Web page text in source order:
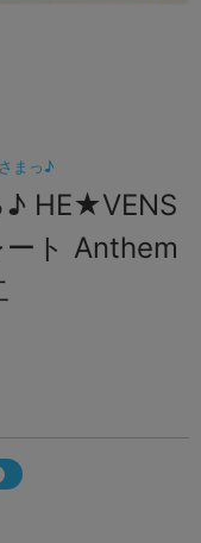
まっ♪
HE★VENS
ト Anthem